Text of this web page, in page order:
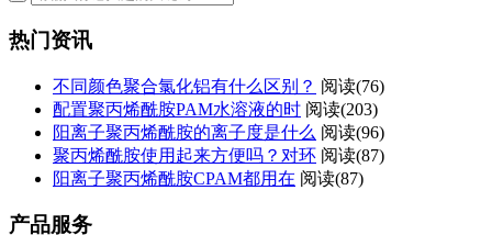
热门资讯
不同颜色聚合氯化铝有什么区别？ 阅读(76)
配置聚丙烯酰胺PAM水溶液的时 阅读(203)
阳离子聚丙烯酰胺的离子度是什么 阅读(96)
聚丙烯酰胺使用起来方便吗？对环 阅读(87)
阳离子聚丙烯酰胺CPAM都用在 阅读(87)
产品服务